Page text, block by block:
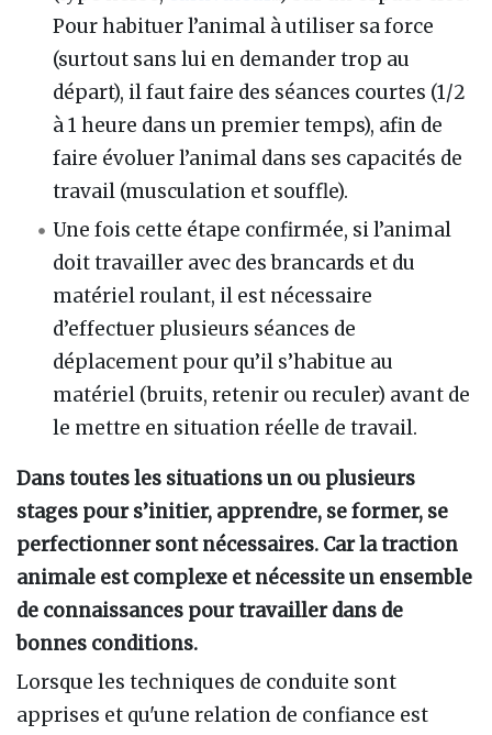
Pour habituer l’animal à utiliser sa force
(surtout sans lui en demander trop au
départ), il faut faire des séances courtes (1/2
à 1 heure dans un premier temps), afin de
faire évoluer l’animal dans ses capacités de
travail (musculation et souffle).
Une fois cette étape confirmée, si l’animal
doit travailler avec des brancards et du
matériel roulant, il est nécessaire
d’effectuer plusieurs séances de
déplacement pour qu’il s’habitue au
matériel (bruits, retenir ou reculer) avant de
le mettre en situation réelle de travail.
Dans toutes les situations un ou plusieurs
stages pour s’initier, apprendre, se former, se
perfectionner sont nécessaires. Car la traction
animale est complexe et nécessite un ensemble
de connaissances pour travailler dans de
bonnes conditions.
Lorsque les techniques de conduite sont
apprises et qu'une relation de confiance est